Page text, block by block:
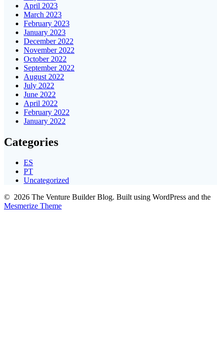
April 2023
March 2023
February 2023
January 2023
December 2022
November 2022
October 2022
September 2022
August 2022
July 2022
June 2022
April 2022
February 2022
January 2022
Categories
ES
PT
Uncategorized
© 2026 The Venture Builder Blog. Built using WordPress and the
Mesmerize Theme